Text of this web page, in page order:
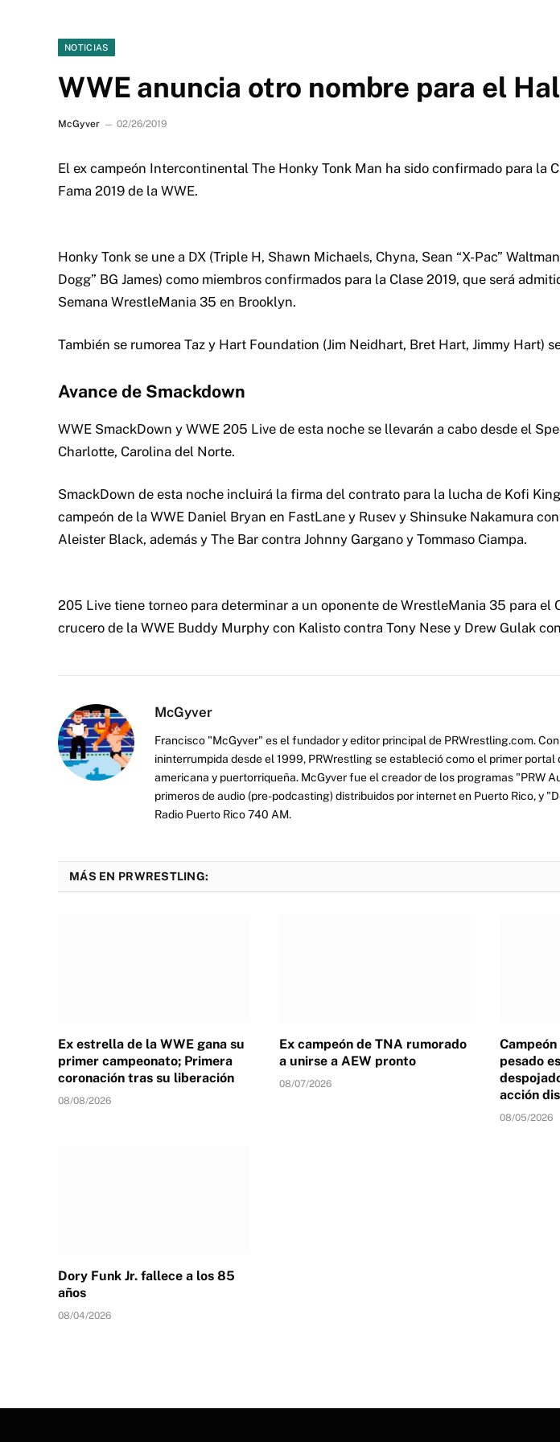
NOTICIAS
WWE anuncia otro nombre para el
McGyver 02/26/2019
El ex campeón Intercontinental The Honky Tonk Man ha sido confirmado para la
Fama 2019 de la WWE.
Honky Tonk se une a DX (Triple H, Shawn Michaels, Chyna, Sean “X-Pac”
Dogg” BG James) como miembros confirmados para la Clase 2019, que será
Semana WrestleMania 35 en Brooklyn.
También se rumorea Taz y Hart Foundation (Jim Neidhart, Bret Hart, Jimmy Hart)
Avance de Smackdown
WWE SmackDown y WWE 205 Live de esta noche se llevarán a cabo desde el
Charlotte, Carolina del Norte.
SmackDown de esta noche incluirá la firma del contrato para la lucha de Kofi
campeón de la WWE Daniel Bryan en FastLane y Rusev y Shinsuke Nakamura
Aleister Black, además y The Bar contra Johnny Gargano y Tommaso Ciampa.
205 Live tiene torneo para determinar a un oponente de WrestleMania 35 para el
crucero de la WWE Buddy Murphy con Kalisto contra Tony Nese y Drew Gulak
McGyver
Francisco "McGyver" es el fundador y editor principal de PRWrestling.com.
ininterrumpida desde el 1999, PRWrestling se estableció como el primer portal
americana y puertorriqueña. McGyver fue el creador de los programas "PRW
primeros de audio (pre-podcasting) distribuidos por internet en Puerto Rico, y
Radio Puerto Rico 740 AM.
MÁS EN PRWRESTLING:
Ex estrella de la WWE gana su
primer campeonato; Primera
coronación tras su liberación
08/08/2026
Ex campeón de TNA rumorado
a unirse a AEW pronto
08/07/2026
pesado
acción
08/05/2026
Dory Funk Jr. fallece a los 85
años
08/04/2026